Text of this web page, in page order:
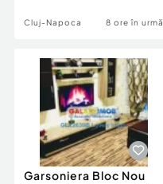
Cluj-Napoca 8 ore în urmă
Garsoniera Bloc Nou